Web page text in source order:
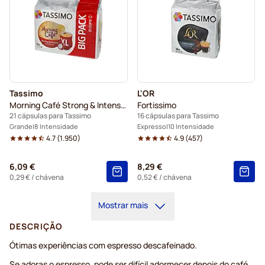
Tassimo
Morning Café Strong & Intense XL
21 cápsulas para Tassimo
Grande 8 Intensidade
4.7(1.950)
6,09 €
0,29 €/ chávena
L'OR
Fortissimo
16 cápsulas para Tassimo
Expresso 10 Intensidade
4.9(457)
8,29 €
0,52 €/ chávena
Mostrar mais
DESCRIÇÃO
Ótimas experiências com espresso descafeinado.